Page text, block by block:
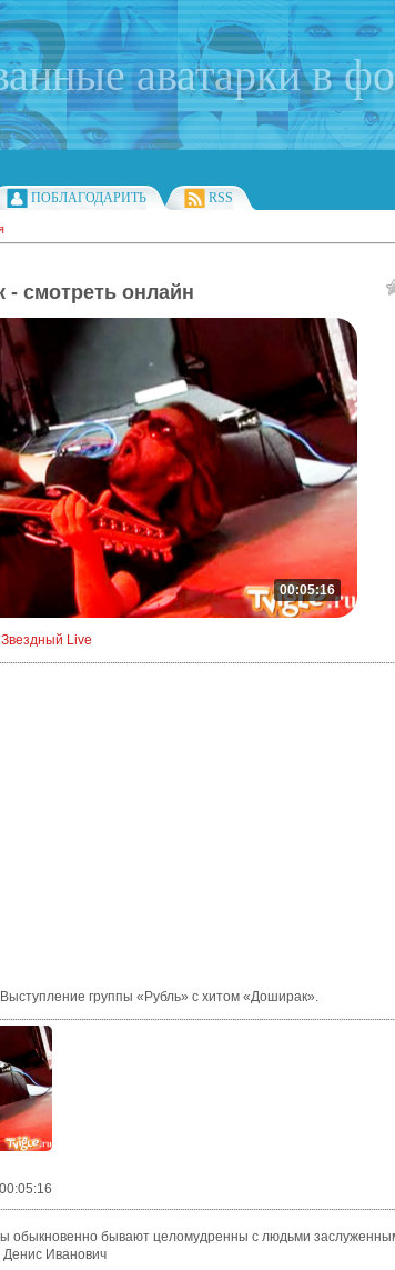
аватарки в
ПОБЛАГОДАРИТЬ RSS
смотреть онлайн
00:05:16
Звездный Live
Выступление группы «Рубль» с хитом «Доширак».
обыкновенно бывают целомудренны с людьми
Иванович